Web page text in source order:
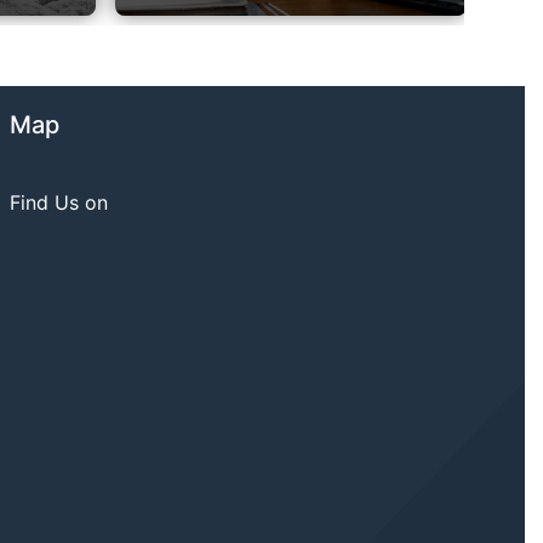
Map
Find Us on